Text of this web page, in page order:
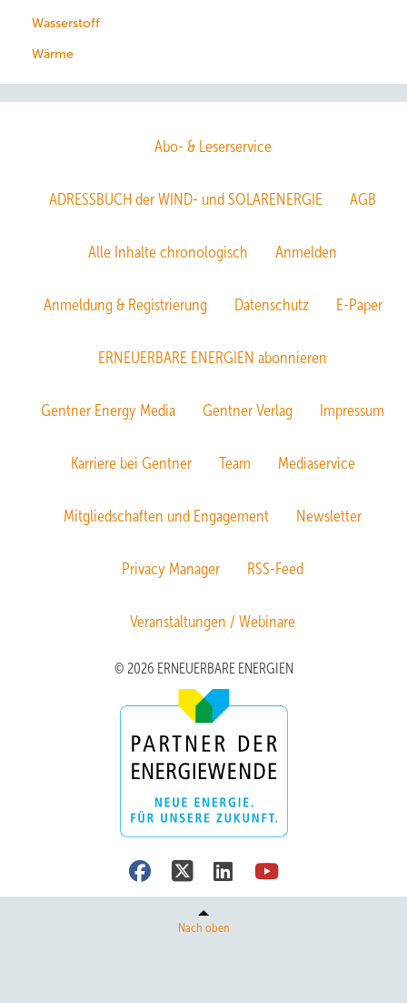
Wasserstoff
Wärme
Abo- & Leserservice
ADRESSBUCH der WIND- und SOLARENERGIE AGB
Alle Inhalte chronologisch Anmelden
Anmeldung & Registrierung Datenschutz E-Paper
ERNEUERBARE ENERGIEN abonnieren
Gentner Energy Media Gentner Verlag Impressum
Karriere bei Gentner Team Mediaservice
Mitgliedschaften und Engagement Newsletter
Privacy Manager RSS-Feed
Veranstaltungen / Webinare
© 2026 ERNEUERBARE ENERGIEN
Nach oben